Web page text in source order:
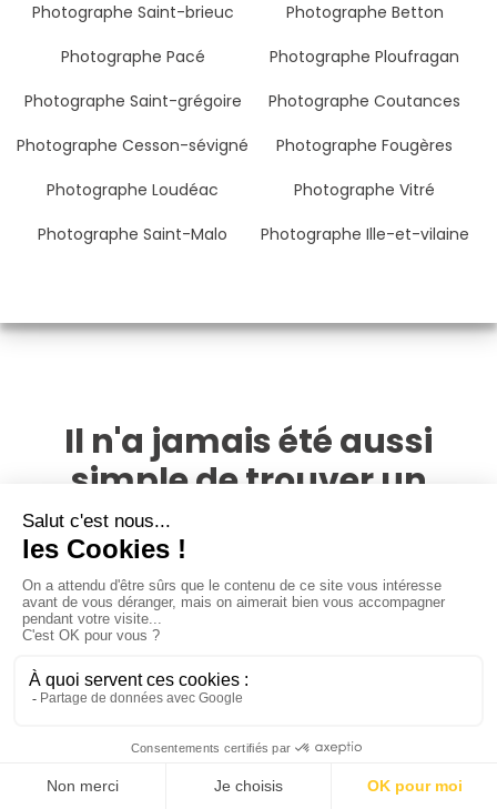
Photographe Saint-brieuc
Photographe Betton
Photographe Pacé
Photographe Ploufragan
Photographe Saint-grégoire
Photographe Coutances
Photographe Cesson-sévigné
Photographe Fougères
Photographe Loudéac
Photographe Vitré
Photographe Saint-Malo
Photographe Ille-et-vilaine
Il n'a jamais été aussi
simple de trouver un
photographe immobilier à
Saint-Malo
Avec un réseau de plus de 4 000 photographes,
PhotoPresta est présent dans toute la France. Cherchez,
comparez parmi toutes les offres disponibles autour du lieu
de votre bien immobilier et évitez de payer des frais de
que leur style est en adéquation avec vos attentes.